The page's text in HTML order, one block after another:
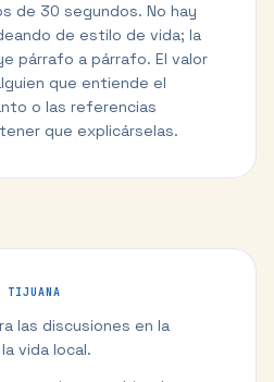
de 30 segundos. No hay
de estilo de vida; la
párrafo a párrafo. El valor
que entiende el
o las referencias
que explicárselas.
TIJUANA
las discusiones en la
vida local.